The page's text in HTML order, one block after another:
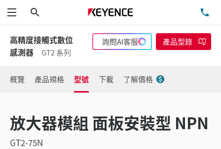
功能表
高精度接觸式數位
感測器
GT2 系列
詢問AI客服 產品型錄
概覽 產品規格 型號 下載 了解價格
放大器模組 面板安裝型 NPN
GT2-75N